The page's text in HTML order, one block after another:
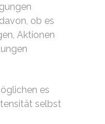
ob es
Aktionen
es
selbst